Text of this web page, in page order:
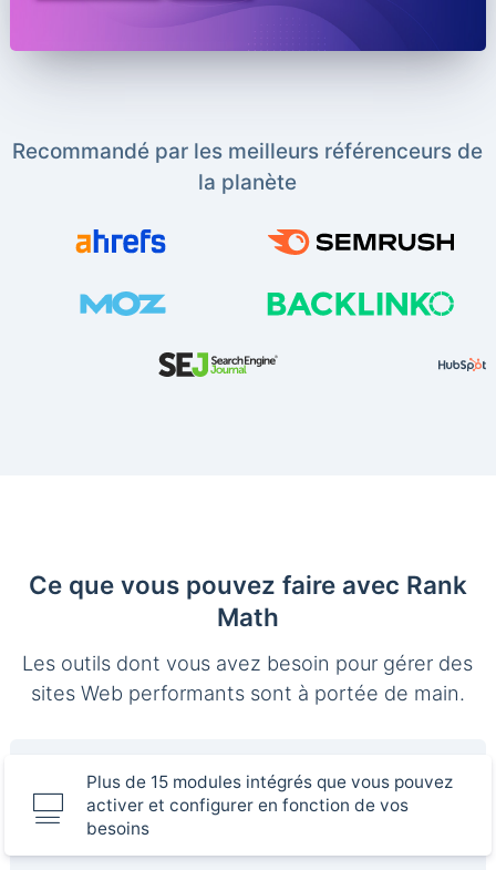
Recommandé par les meilleurs référenceurs de
la planète
Ce que vous pouvez faire avec Rank
Math
Les outils dont vous avez besoin pour gérer des
sites Web performants sont à portée de main.
Plus de 15 modules intégrés que vous pouvez
activer et configurer en fonction de vos
besoins